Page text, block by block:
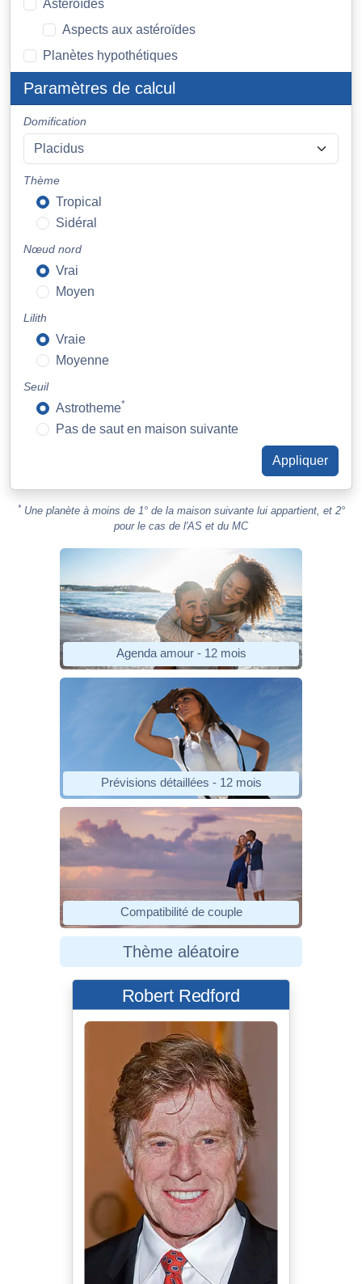
Astéroïdes
Aspects aux astéroïdes
Planètes hypothétiques
Paramètres de calcul
Domification
Thème
Tropical
Sidéral
Nœud nord
Vrai
Moyen
Lilith
Vraie
Moyenne
Seuil
Astrotheme*
Pas de saut en maison suivante
*Une planète à moins de 1° de la maison suivante lui appartient, et 2°
pour le cas de l'AS et du MC
Agenda amour - 12 mois
Prévisions détaillées - 12 mois
Compatibilité de couple
Thème aléatoire
Robert Redford